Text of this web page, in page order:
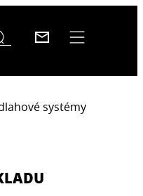
systémy